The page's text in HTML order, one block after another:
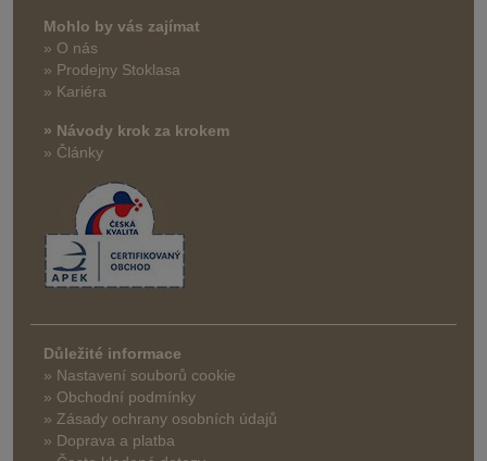
Mohlo by vás zajímat
» O nás
» Prodejny Stoklasa
» Kariéra
» Návody krok za krokem
» Články
Důležité informace
» Nastavení souborů cookie
» Obchodní podmínky
» Zásady ochrany osobních údajů
» Doprava a platba